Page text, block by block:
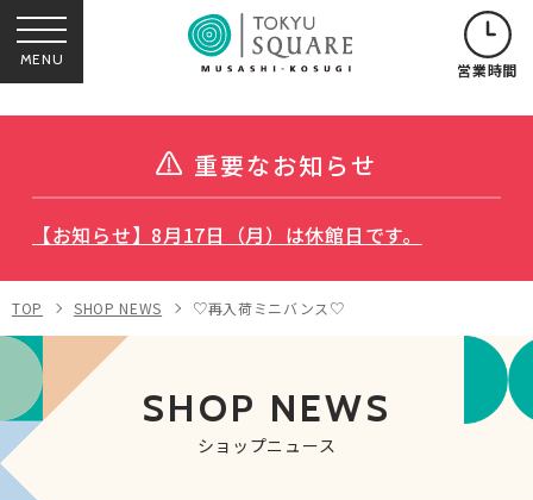
MENU 営業時間
重要なお知らせ
【お知らせ】8月17日（月）は休館日です。
TOP SHOP NEWS ♡再入荷ミニバンス♡
SHOP NEWS
ショップニュース